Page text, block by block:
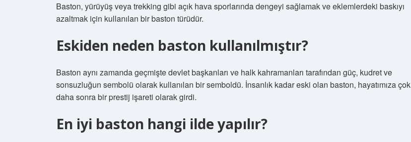
Baston, yürüyüş veya trekking gibi açık hava sporlarında dengeyi sağlamak ve eklemlerdeki baskıyı
azaltmak için kullanılan bir baston türüdür.
Eskiden neden baston kullanılmıştır?
Baston aynı zamanda geçmişte devlet başkanları ve halk kahramanları tarafından güç, kudret ve
sonsuzluğun sembolü olarak kullanılan bir semboldü. İnsanlık kadar eski olan baston, hayatımıza çok
daha sonra bir prestij işareti olarak girdi.
En iyi baston hangi ilde yapılır?